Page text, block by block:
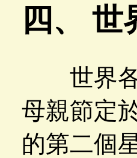
四、
世界各
母親節定
的第二個